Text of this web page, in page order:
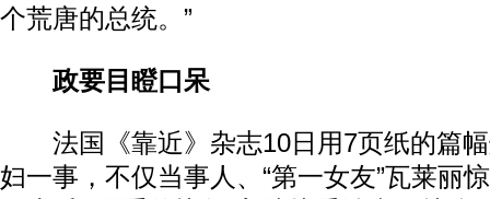
个荒唐的总统。”
政要目瞪口呆
法国《靠近》杂志10日用7页纸的篇幅
妇一事，不仅当事人、“第一女友”瓦莱丽